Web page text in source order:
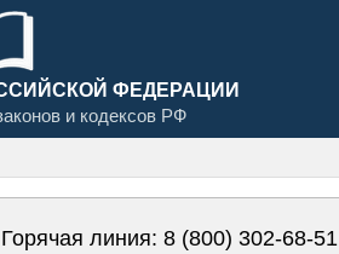
ФЕДЕРАЦИИ
и кодексов РФ
линия: 8 (800) 302-68-51